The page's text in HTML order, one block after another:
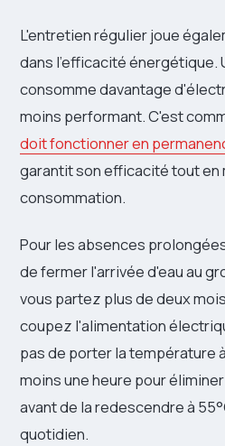
L'entretien régulier joue
dans l'efficacité énergétique.
consomme davantage
moins performant. C'est
doit fonctionner en
garantit son efficacité tout en
consommation.
Pour les absences
de fermer l'arrivée d'eau au
vous partez plus de deux
coupez l'alimentation
pas de porter la température
moins une heure pour
avant de la redescendre à
quotidien.